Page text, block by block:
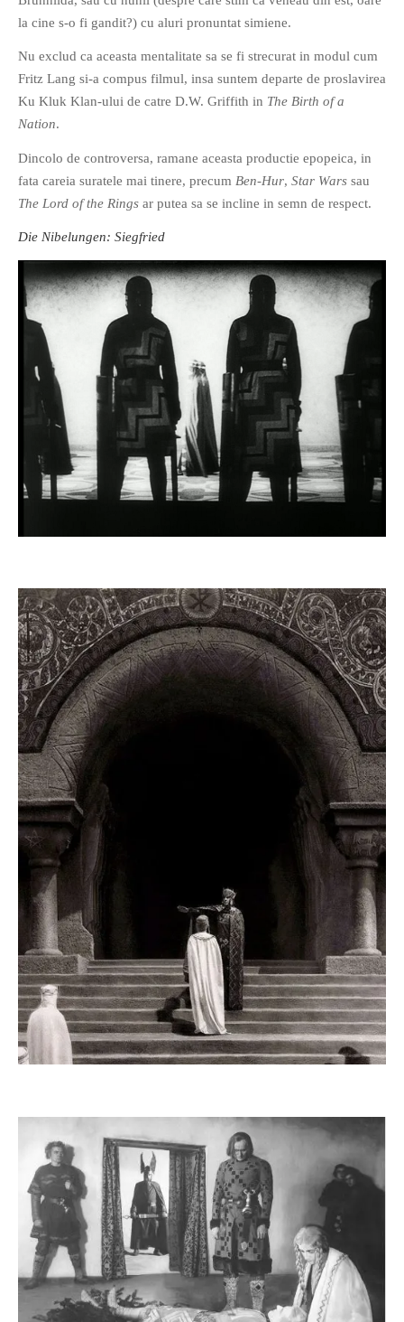
la cine s-o fi gandit?) cu aluri pronuntat simiene.
Nu exclud ca aceasta mentalitate sa se fi strecurat in modul cum
Fritz Lang si-a compus filmul, insa suntem departe de proslavirea
Ku Kluk Klan-ului de catre D.W. Griffith in The Birth of a
Nation.
Dincolo de controversa, ramane aceasta productie epopeica, in
fata careia suratele mai tinere, precum Ben-Hur, Star Wars sau
The Lord of the Rings ar putea sa se incline in semn de respect.
Die Nibelungen: Siegfried